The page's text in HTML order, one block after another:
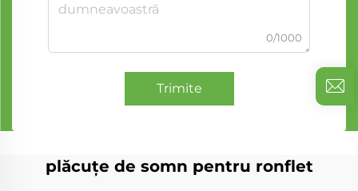
0/1000
Trimite
plăcuțe de somn pentru ronflet